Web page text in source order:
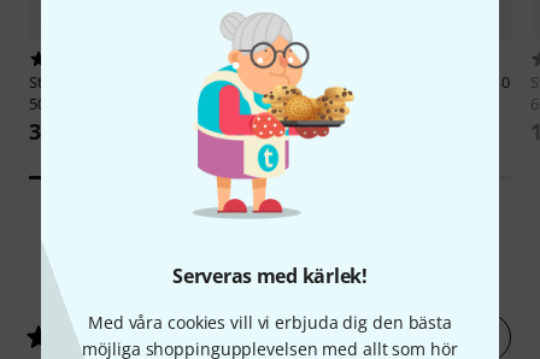
Serveras med kärlek!
Med våra cookies vill vi erbjuda dig den bästa
möjliga shoppingupplevelsen med allt som hör
Stairville
Ratchet Hook Strap
50mm x 8m T
333 kr
Global Truss
5003 Half Cone M10
F31-F44
88 kr
3Kundbetyg
4.7/ 5 Betygsätt nu